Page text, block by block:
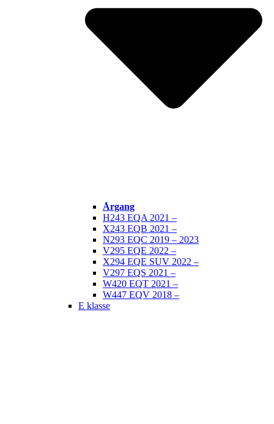
Årgang
H243 EQA 2021 –
X243 EQB 2021 –
N293 EQC 2019 – 2023
V295 EQE 2022 –
X294 EQE SUV 2022 –
V297 EQS 2021 –
W420 EQT 2021 –
W447 EQV 2018 –
E klasse